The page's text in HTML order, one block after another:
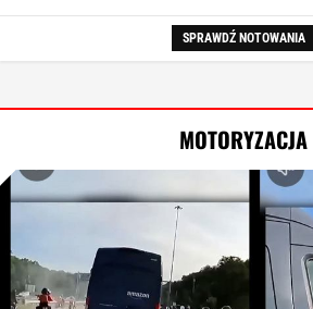
SPRAWDŹ NOTOWANIA
MOTORYZACJA